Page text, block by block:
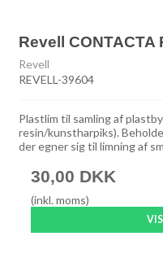
Revell
Revell
REVELL-39604
Plastlim til samling af
resin/kunstharpiks).
der egner sig til limning af
30,00 DKK
(inkl. moms)